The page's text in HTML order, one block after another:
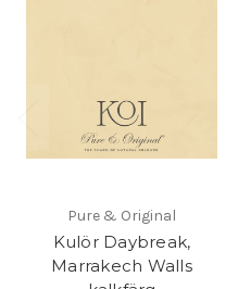
Pure & Original
Kulör Daybreak,
Marrakech Walls